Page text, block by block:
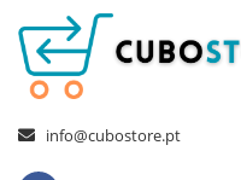
info@cubostore.pt